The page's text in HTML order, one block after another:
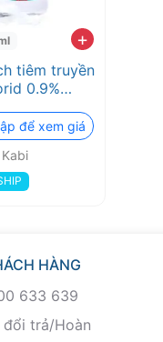
+
tiêm truyền
0.9%
giải và
để xem giá
HÀNG
633 639
đổi trả/Hoàn